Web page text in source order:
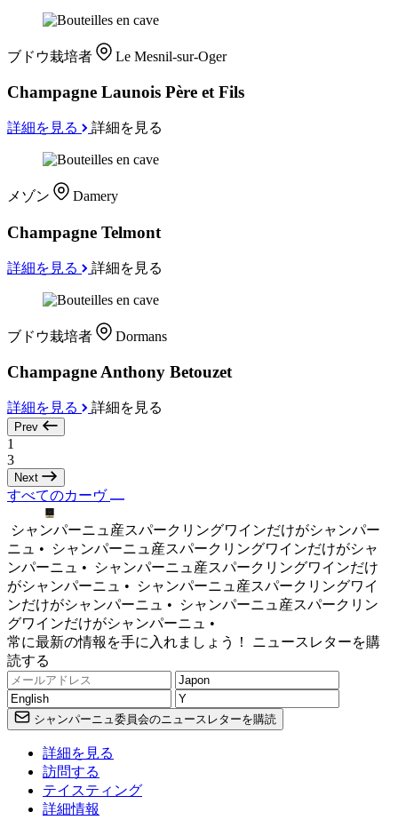
ブドウ栽培者 Le Mesnil-sur-Oger
Champagne Launois Père et Fils
詳細を見る 詳細を見る
メゾン Damery
Champagne Telmont
詳細を見る 詳細を見る
ブドウ栽培者 Dormans
Champagne Anthony Betouzet
詳細を見る 詳細を見る
Prev
1
3
Next
すべてのカーヴ
シャンパーニュ産スパークリングワインだけがシャンパー
ニュ •
シャンパーニュ産スパークリングワインだけがシャ
ンパーニュ •
シャンパーニュ産スパークリングワインだけ
がシャンパーニュ •
シャンパーニュ産スパークリングワイ
ンだけがシャンパーニュ •
シャンパーニュ産スパークリン
グワインだけがシャンパーニュ •
常に最新の情報を手に入れましょう！ ニュースレターを購
読する
シャンパーニュ委員会のニュースレターを購読
詳細を見る
訪問する
テイスティング
詳細情報